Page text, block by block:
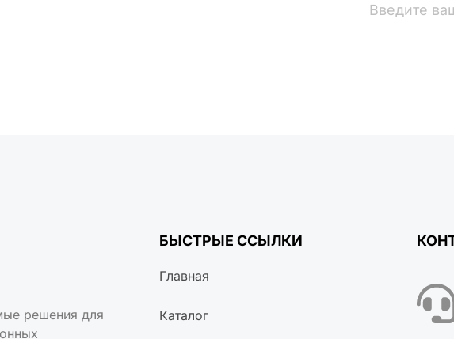
решения для
БЫСТРЫЕ ССЫЛКИ
Главная
Каталог